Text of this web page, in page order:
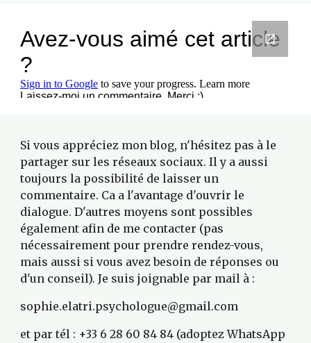
Si vous appréciez mon blog, n'hésitez pas à le
partager sur les réseaux sociaux. Il y a aussi
toujours la possibilité de laisser un
commentaire. Ca a l'avantage d'ouvrir le
dialogue. D'autres moyens sont possibles
également afin de me contacter (pas
nécessairement pour prendre rendez-vous,
mais aussi si vous avez besoin de réponses ou
d'un conseil). Je suis joignable par mail à :
sophie.elatri.psychologue@gmail.com
et par tél : +33 6 28 60 84 84 (adoptez WhatsApp